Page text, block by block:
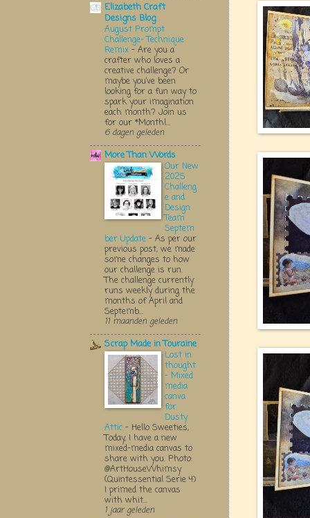
Elizabeth Craft
Designs Blog
August Prompt
Challenge- Technique
Remix - Are you a
crafter who loves a
creative challenge? Or
maybe you’ve been
looking for a fun way to
spark your imagination
each month? Join us
for our *Monthl...
6 dagen geleden
More Than Words
Our New
2025
Challeng
e and
Design
Team
Septem
ber Update - As per our
previous post, we made
some changes to how
our challenge is run.
The challenge currently
runs weekly during the
months of April and
Septemb...
11 maanden geleden
Scrap Made in Touraine
Lost in
thought
- Mixed
media
canva
for
Dusty
Attic - Hello Sweeties,
Today, I have a new
mixed-media canvas to
share with you. Photo:
@ArtHouseWhimsy
(Quintessential Serie 4)
I primed the canvas
with whit...
1 jaar geleden